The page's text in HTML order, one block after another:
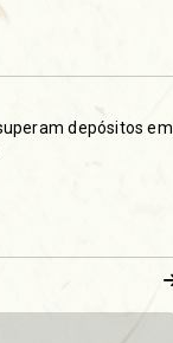
depósitos em